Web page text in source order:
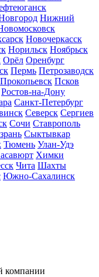
Нижний
Новочеркасск
Норильск Ноябрьск
Орёл Оренбург
Пермь Петрозаводск
Прокопьевск Псков
Ростов-на-Дону
Санкт-Петербург
Северск Сергиев
Сочи Ставрополь
Сыктывкар
Тюмень Улан-Удэ
Химки
Чита Шахты
Южно-Сахалинск
компании